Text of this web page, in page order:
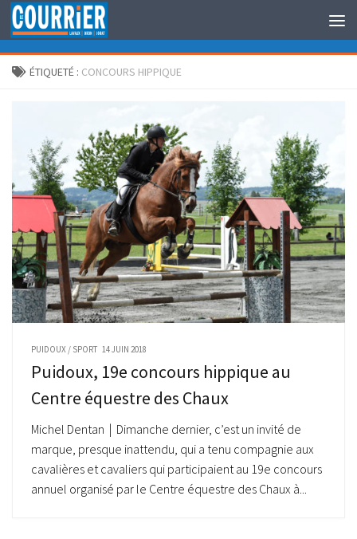
Au dessous du contenu
ÉTIQUETÉ : CONCOURS HIPPIQUE
PUIDOUX / SPORT 14 JUIN 2018
Puidoux, 19e concours hippique au
Centre équestre des Chaux
Michel Dentan | Dimanche dernier, c’est un invité de
marque, presque inattendu, qui a tenu compagnie aux
cavalières et cavaliers qui participaient au 19e concours
annuel organisé par le Centre équestre des Chaux à...